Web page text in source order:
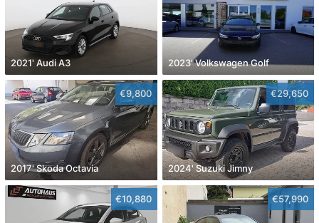
2021' Audi A3 2023' Volkswagen Golf
€9,800
2017' Skoda Octavia
€29,650
2024' Suzuki Jimny
€10,880 €57,990